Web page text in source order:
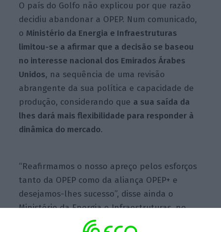
O país do Golfo não explicou por que razão
decidiu abandonar a OPEP. Num comunicado,
o Ministério da Energia e Infraestruturas
limitou-se a afirmar que a decisão se baseou
no interesse nacional dos Emirados Árabes
Unidos, na sequência de uma revisão
abrangente da sua política e capacidade de
produção, considerando que a sua saída da
lhes dará mais flexibilidade para responder à
dinâmica do mercado.
“Reafirmamos o nosso apreço pelos esforços
tanto da OPEP como da aliança OPEP+ e
desejamos-lhes sucesso”, disse ainda o
Ministério da Energia e Infraestruturas, no
mesmo comunicado.